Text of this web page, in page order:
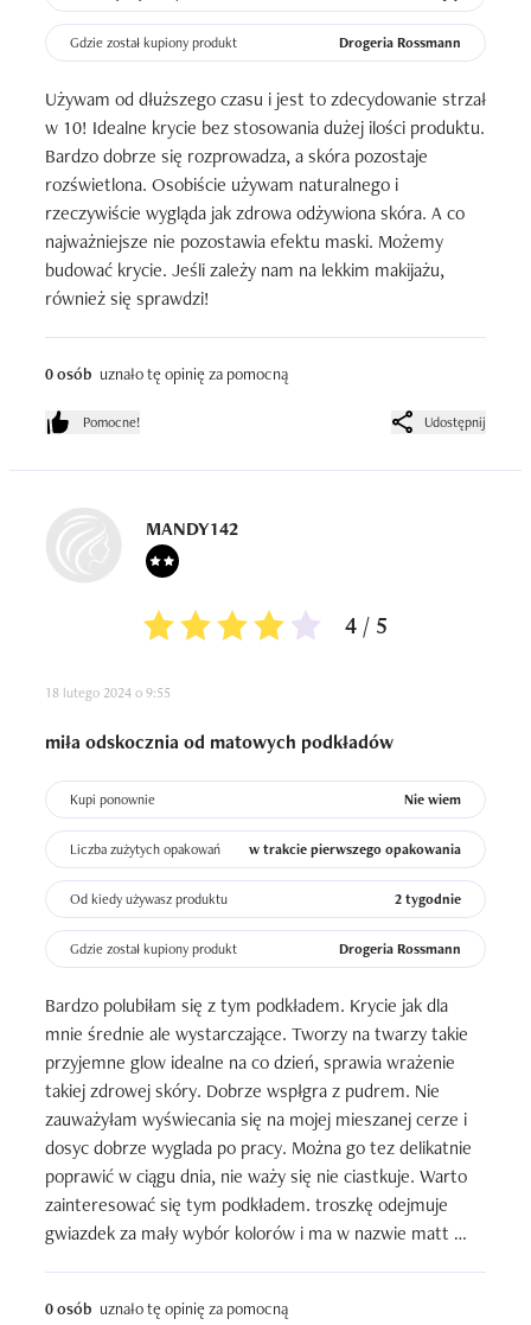
Gdzie został kupiony produkt Drogeria Rossmann
Używam od dłuższego czasu i jest to zdecydowanie strzał
w 10! Idealne krycie bez stosowania dużej ilości produktu.
Bardzo dobrze się rozprowadza, a skóra pozostaje
rozświetlona. Osobiście używam naturalnego i
rzeczywiście wygląda jak zdrowa odżywiona skóra. A co
najważniejsze nie pozostawia efektu maski. Możemy
budować krycie. Jeśli zależy nam na lekkim makijażu,
również się sprawdzi!
0 osób uznało tę opinię za pomocną
Pomocne! Udostępnij
MANDY142
4 / 5
18 lutego 2024 o 9:55
miła odskocznia od matowych podkładów
Kupi ponownie Nie wiem
Liczba zużytych opakowań w trakcie pierwszego opakowania
Od kiedy używasz produktu 2 tygodnie
Gdzie został kupiony produkt Drogeria Rossmann
Bardzo polubiłam się z tym podkładem. Krycie jak dla
mnie średnie ale wystarczające. Tworzy na twarzy takie
przyjemne glow idealne na co dzień, sprawia wrażenie
takiej zdrowej skóry. Dobrze wspłgra z pudrem. Nie
zauważyłam wyświecania się na mojej mieszanej cerze i
dosyc dobrze wyglada po pracy. Można go tez delikatnie
poprawić w ciągu dnia, nie waży się nie ciastkuje. Warto
zainteresować się tym podkładem. troszkę odejmuje
gwiazdek za mały wybór kolorów i ma w nazwie matt
0 osób uznało tę opinię za pomocną